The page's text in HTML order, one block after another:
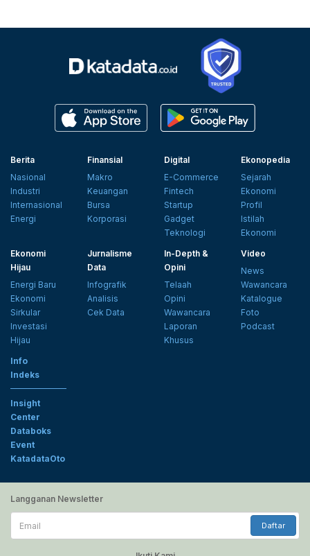
Berita
Nasional
Industri
Internasional
Energi
Finansial
Makro
Keuangan
Bursa
Korporasi
Digital
E-Commerce
Fintech
Startup
Gadget
Teknologi
Ekonopedia
Sejarah
Ekonomi
Profil
Istilah
Ekonomi
Ekonomi
Hijau
Energi Baru
Ekonomi
Sirkular
Investasi
Hijau
Jurnalisme
Data
Infografik
Analisis
Cek Data
In-Depth &
Opini
Telaah
Opini
Wawancara
Laporan
Khusus
Video
News
Wawancara
Katalogue
Foto
Podcast
Info
Indeks
Insight
Center
Databoks
Event
KatadataOto
Langganan Newsletter
Email
Daftar